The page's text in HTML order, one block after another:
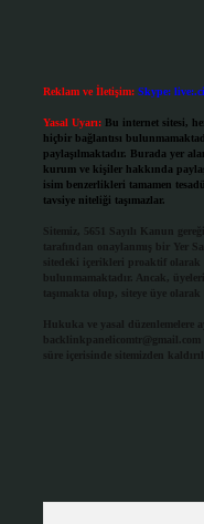
Reklam ve İletişim: Skype:
Yasal Uyarı: Bu internet sitesi,
hiçbir bağlantısı
paylaşılmaktadır. Burada yer
kurum ve kişiler hakkında
isim benzerlikleri tamamen
tavsiye niteliği taşımazlar.
Sitemiz, 5651 Sayılı Kanun
tarafından onaylanmış bir Yer
sitedeki içerikleri proaktif olarak
bulunmamaktadır. Ancak,
taşımakta olup, siteye üye
Hukuka ve yasal
backlinkpanelicomtr@gmail.com
süre içerisinde sitemizden